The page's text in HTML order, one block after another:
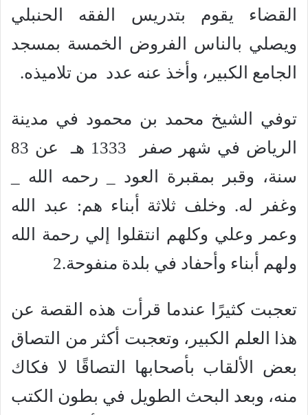
القضاء يقوم بتدريس الفقه الحنبلي
ويصلي بالناس الفروض الخمسة بمسجد
الجامع الكبير، وأخذ عنه عدد من تلاميذه.
توفي الشيخ محمد بن محمود في مدينة
الرياض في شهر صفر 1333 هـ عن 83
سنة، وقبر بمقبرة العود _ رحمه الله _
وغفر له. وخلف ثلاثة أبناء هم: عبد الله
وعمر وعلي وكلهم انتقلوا إلي رحمة الله
ولهم أبناء وأحفاد في بلدة منفوحة.2
تعجبت كثيرًا عندما قرأت هذه القصة عن
هذا العلم الكبير، وتعجبت أكثر من التصاق
بعض الألقاب بأصحابها التصاقًا لا فكاك
منه، وبعد البحث الطويل في بطون الكتب